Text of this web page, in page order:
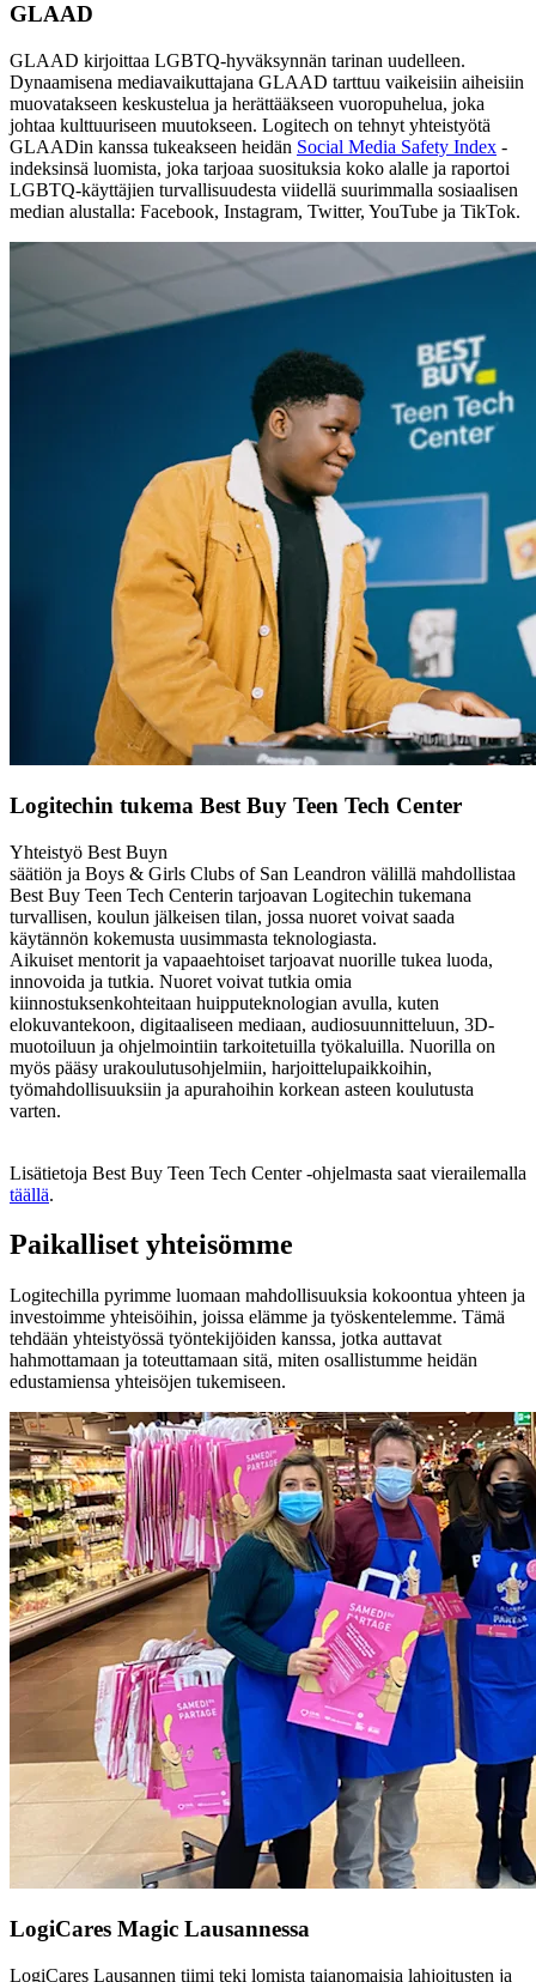
GLAAD
GLAAD kirjoittaa LGBTQ-hyväksynnän tarinan uudelleen.
Dynaamisena mediavaikuttajana GLAAD tarttuu vaikeisiin aiheisiin
muovatakseen keskustelua ja herättääkseen vuoropuhelua, joka
johtaa kulttuuriseen muutokseen. Logitech on tehnyt yhteistyötä
GLAADin kanssa tukeakseen heidän Social Media Safety Index -
indeksinsä luomista, joka tarjoaa suosituksia koko alalle ja raportoi
LGBTQ-käyttäjien turvallisuudesta viidellä suurimmalla sosiaalisen
median alustalla: Facebook, Instagram, Twitter, YouTube ja TikTok.
Logitechin tukema Best Buy Teen Tech Center
Yhteistyö Best Buyn
säätiön ja Boys & Girls Clubs of San Leandron välillä mahdollistaa
Best Buy Teen Tech Centerin tarjoavan Logitechin tukemana
turvallisen, koulun jälkeisen tilan, jossa nuoret voivat saada
käytännön kokemusta uusimmasta teknologiasta.
Aikuiset mentorit ja vapaaehtoiset tarjoavat nuorille tukea luoda,
innovoida ja tutkia. Nuoret voivat tutkia omia
kiinnostuksenkohteitaan huipputeknologian avulla, kuten
elokuvantekoon, digitaaliseen mediaan, audio­suunnitteluun, 3D-
muotoiluun ja ohjelmointiin tarkoitetuilla työkaluilla. Nuorilla on
myös pääsy urakoulutusohjelmiin, harjoittelupaikkoihin,
työmahdollisuuksiin ja apurahoihin korkean asteen koulutusta
varten.
Lisätietoja Best Buy Teen Tech Center -ohjelmasta saat vierailemalla
täällä.
Paikalliset yhteisömme
Logitechilla pyrimme luomaan mahdollisuuksia kokoontua yhteen ja
investoimme yhteisöihin, joissa elämme ja työskentelemme. Tämä
tehdään yhteistyössä työntekijöiden kanssa, jotka auttavat
hahmottamaan ja toteuttamaan sitä, miten osallistumme heidän
edustamiensa yhteisöjen tukemiseen.
LogiCares Magic Lausannessa
LogiCares Lausannen tiimi teki lomista taianomaisia lahjoitusten ja